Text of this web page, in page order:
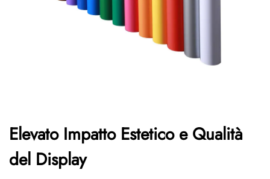
Elevato Impatto Estetico e Qualità
del Display